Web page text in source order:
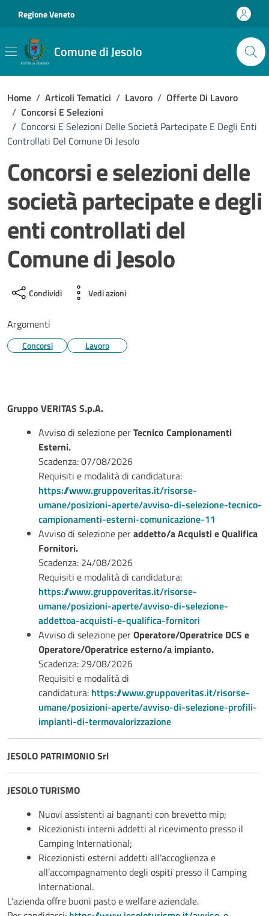
Regione Veneto
Comune di Jesolo
Home / Articoli Tematici / Lavoro / Offerte Di Lavoro
/ Concorsi E Selezioni
/ Concorsi E Selezioni Delle Società Partecipate E Degli Enti
Controllati Del Comune Di Jesolo
Concorsi e selezioni delle
società partecipate e degli
enti controllati del
Comune di Jesolo
Condividi Vedi azioni
Argomenti
Concorsi Lavoro
Gruppo VERITAS S.p.A.
Avviso di selezione perTecnico Campionamenti
Esterni.
Scadenza: 07/08/2026
Requisiti e modalità di candidatura:
https://www.gruppoveritas.it/risorse-
umane/posizioni-aperte/avviso-di-selezione-tecnico-
campionamenti-esterni-comunicazione-11
Avviso di selezione peraddetto/a Acquisti e Qualifica
Fornitori.
Scadenza: 24/08/2026
Requisiti e modalità di candidatura:
https://www.gruppoveritas.it/risorse-
umane/posizioni-aperte/avviso-di-selezione-
addettoa-acquisti-e-qualifica-fornitori
Avviso di selezione perOperatore/Operatrice DCS e
Operatore/Operatrice esterno/a impianto.
Scadenza: 29/08/2026
Requisiti e modalità di
candidatura: https://www.gruppoveritas.it/risorse-
umane/posizioni-aperte/avviso-di-selezione-profili-
impianti-di-termovalorizzazione
JESOLO PATRIMONIO Srl
JESOLO TURISMO
Nuovi assistenti ai bagnanti con brevetto mip;
Ricezionisti interni addetti al ricevimento presso il
Camping International;
Ricezionisti esterni addetti all’accoglienza e
all’accompagnamento degli ospiti presso il Camping
International.
L’azienda offre buoni pasto e welfare aziendale.